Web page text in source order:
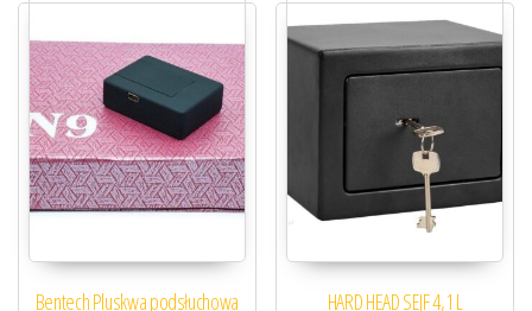
Bentech Pluskwa podsłuchowa HARD HEAD SEJF 4,1 L